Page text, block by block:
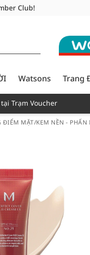
Club!
hàng từ 249,000Đ
khu vực TP. Hồ Chí
Watsons Trang
Trạm Voucher
ĐIỂM MẶT/KEM NỀN - PHẤN